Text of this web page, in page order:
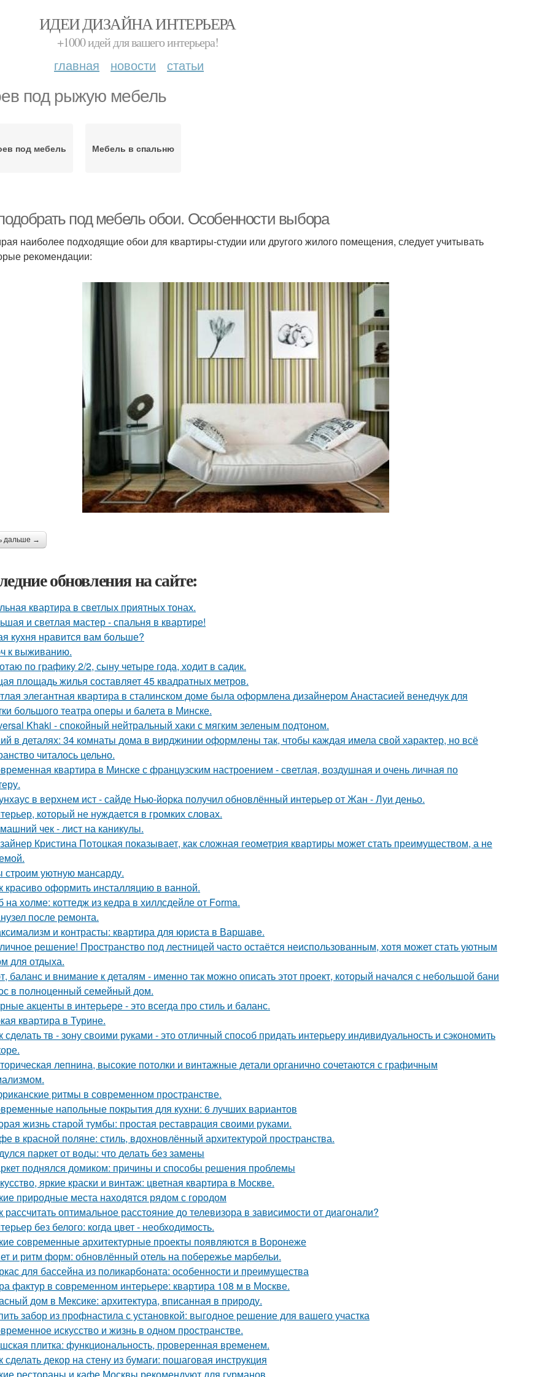
ИДЕИ ДИЗАЙНА ИНТЕРЬЕРА
+1000 идей для вашего интерьера!
главная новости статьи
под рыжую мебель
под мебель Мебель в спальню
под мебель обои. Особенности выбора
наиболее подходящие обои для квартиры-студии или другого жилого помещения, следует учитывать
рекомендации:
дальше →
обновления на сайте:
квартира в светлых приятных тонах.
и светлая мастер - спальня в квартире!
кухня нравится вам больше?
к выживанию.
по графику 2/2, сыну четыре года, ходит в садик.
площадь жилья составляет 45 квадратных метров.
элегантная квартира в сталинском доме была оформлена дизайнером Анастасией венедчук для
большого театра оперы и балета в Минске.
Khaki - спокойный нейтральный хаки с мягким зеленым подтоном.
в деталях: 34 комнаты дома в вирджинии оформлены так, чтобы каждая имела свой характер, но всё
читалось цельно.
квартира в Минске с французским настроением - светлая, воздушная и очень личная по
в верхнем ист - сайде Нью-йорка получил обновлённый интерьер от Жан - Луи деньо.
который не нуждается в громких словах.
чек - лист на каникулы.
Кристина Потоцкая показывает, как сложная геометрия квартиры может стать преимуществом, а не
уютную мансарду.
красиво оформить инсталляцию в ванной.
на холме: коттедж из кедра в хиллсдейле от Forma.
после ремонта.
и контрасты: квартира для юриста в Варшаве.
решение! Пространство под лестницей часто остаётся неиспользованным, хотя может стать уютным
для отдыха.
баланс и внимание к деталям - именно так можно описать этот проект, который начался с небольшой бани
в полноценный семейный дом.
акценты в интерьере - это всегда про стиль и баланс.
квартира в Турине.
сделать тв - зону своими руками - это отличный способ придать интерьеру индивидуальность и сэкономить
лепнина, высокие потолки и винтажные детали органично сочетаются с графичным
ритмы в современном пространстве.
напольные покрытия для кухни: 6 лучших вариантов
жизнь старой тумбы: простая реставрация своими руками.
в красной поляне: стиль, вдохновлённый архитектурой пространства.
паркет от воды: что делать без замены
поднялся домиком: причины и способы решения проблемы
яркие краски и винтаж: цветная квартира в Москве.
природные места находятся рядом с городом
рассчитать оптимальное расстояние до телевизора в зависимости от диагонали?
без белого: когда цвет - необходимость.
современные архитектурные проекты появляются в Воронеже
и ритм форм: обновлённый отель на побережье марбельи.
для бассейна из поликарбоната: особенности и преимущества
фактур в современном интерьере: квартира 108 м в Москве.
дом в Мексике: архитектура, вписанная в природу.
забор из профнастила с установкой: выгодное решение для вашего участка
искусство и жизнь в одном пространстве.
плитка: функциональность, проверенная временем.
сделать декор на стену из бумаги: пошаговая инструкция